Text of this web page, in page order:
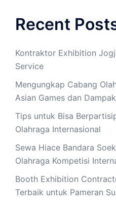
Recent
Kontraktor Exhibition
Service
Mengungkap Cabang
Asian Games dan
Tips untuk Bisa
Olahraga Internasional
Sewa Hiace Bandara
Olahraga Kompetisi
Booth Exhibition
Terbaik untuk Pameran